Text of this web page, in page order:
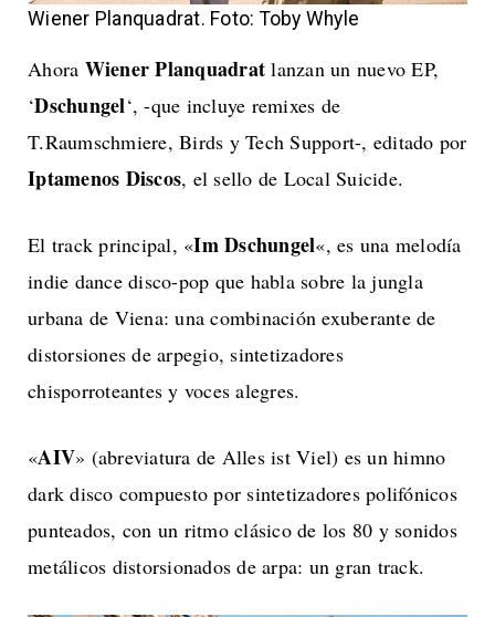
Wiener Planquadrat. Foto: Toby Whyle
Ahora Wiener Planquadrat lanzan un nuevo EP,
‘Dschungel‘, -que incluye remixes de
T.Raumschmiere, Birds y Tech Support-, editado por
Iptamenos Discos, el sello de Local Suicide.
El track principal, «Im Dschungel«, es una melodía
indie dance disco-pop que habla sobre la jungla
urbana de Viena: una combinación exuberante de
distorsiones de arpegio, sintetizadores
chisporroteantes y voces alegres.
«AIV» (abreviatura de Alles ist Viel) es un himno
dark disco compuesto por sintetizadores polifónicos
punteados, con un ritmo clásico de los 80 y sonidos
metálicos distorsionados de arpa: un gran track.